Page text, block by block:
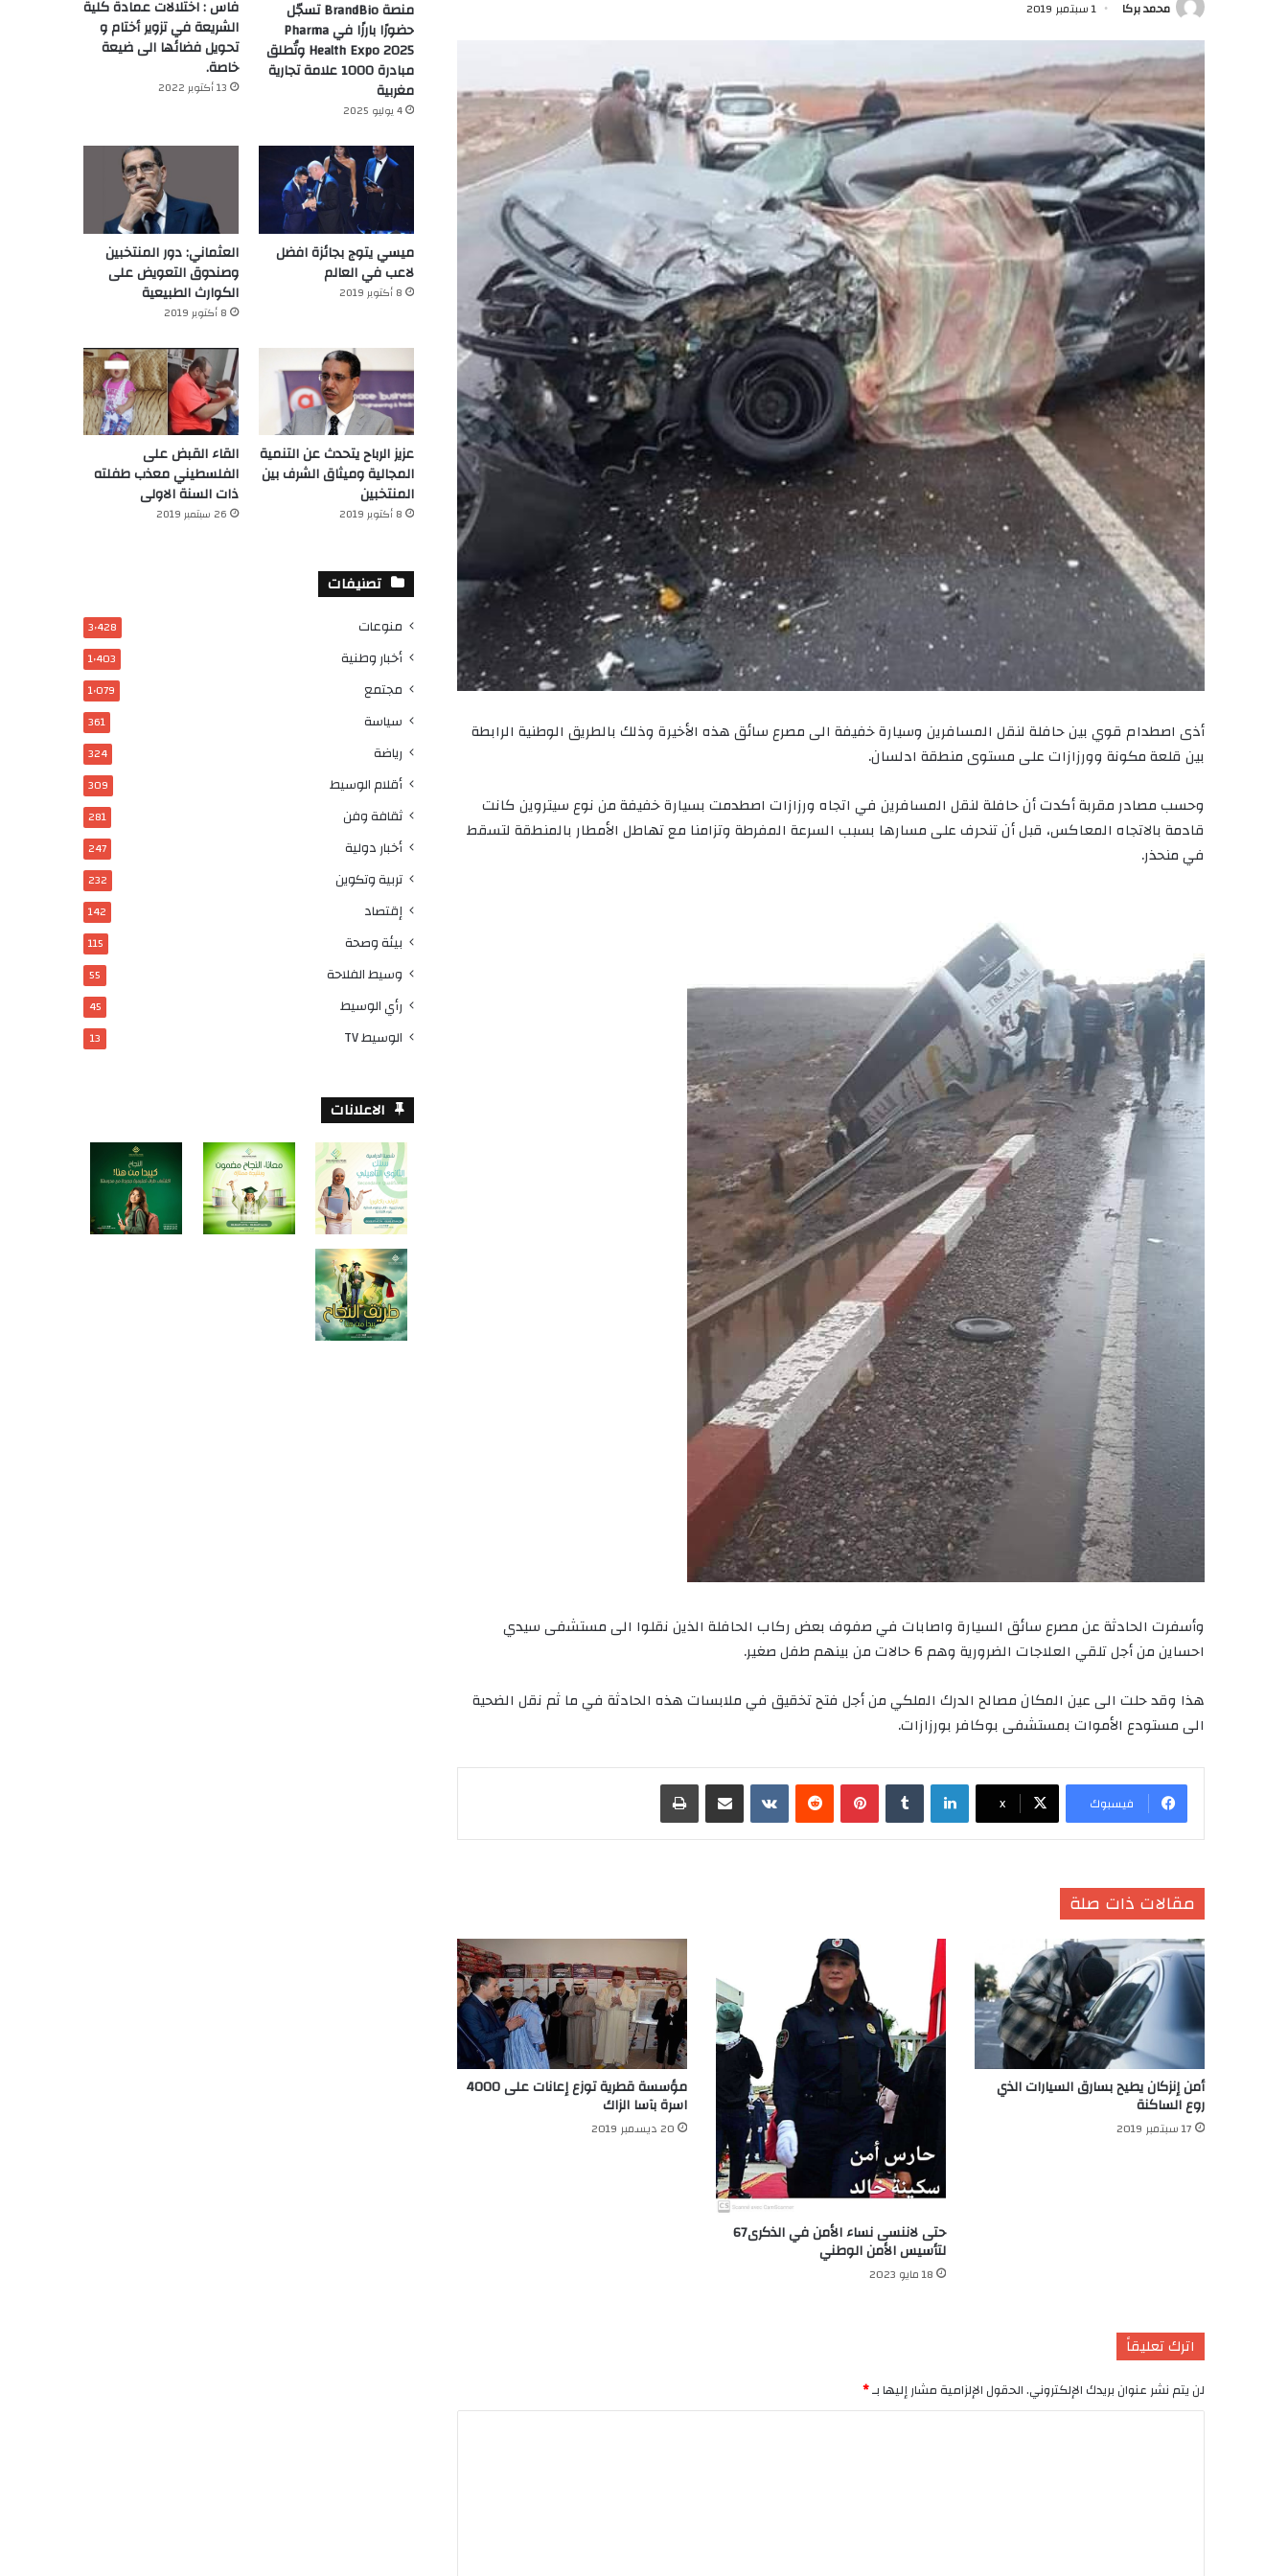
محمد بركا 1 سبتمبر 2019
أذى اصطدام قوي بين حافلة لنقل المسافرين وسيارة خفيفة الى مصرع سائق هذه الأخيرة وذلك بالطريق الوطنية الرابطة
بين قلعة مكونة وورزازات على مستوى منطقة ادلسان.
وحسب مصادر مقربة أكدت أن حافلة لنقل المسافرين في اتجاه ورزازات اصطدمت بسيارة خفيفة من نوع سيتروين كانت
قادمة بالاتجاه المعاكس، قبل أن تنحرف على مسارها بسبب السرعة المفرطة وتزامنا مع تهاطل الأمطار بالمنطقة لتسقط
في منحذر.
وأسفرت الحادثة عن مصرع سائق السيارة واصابات في صفوف بعض ركاب الحافلة الذين نقلوا الى مستشفى سيدي
احساين من أجل تلقي العلاجات الضرورية وهم 6 حالات من بينهم طفل صغير.
هذا وقد حلت الى عين المكان مصالح الدرك الملكي من أجل فتح تخقيق في ملابسات هذه الحادثة في ما ثم نقل الضحية
الى مستودع الأموات بمستشفى بوكافر بورزازات.
فيسبوك X
لينكدإن بينتيريست
مقالات ذات صلة
أمن إنزكان يطيح بسارق السيارات الذي
روع الساكنة
17 سبتمبر 2019
حتى لاننسى نساء الأمن في الذكرى67
لتأسيس الأمن الوطني
18 مايو 2023
مؤسسة قطرية توزع إعانات على 4000
اسرة بآسا الزاك
20 ديسمبر 2019
اترك تعليقاً
لن يتم نشر عنوان بريدك الإلكتروني.الحقول الإلزامية مشار إليها بـ*
منصة BrandBio تسجّل
حضورًا بارزًا في Pharma
Health Expo 2025 وتُطلق
مبادرة 1000 علامة تجارية
مغربية
4 يوليو 2025
فاس : اختلالات عمادة كلية
الشريعة في تزوير أختام و
تحويل فضائها الى ضيعة
خاصة.
13 أكتوبر 2022
ميسي يتوج بجائزة افضل
لاعب في العالم‎
8 أكتوبر 2019
العثماني: دور المنتخبين
وصندوق التعويض على
الكوارث الطبيعية
8 أكتوبر 2019
عزيز الرباح يتحدث عن التنمية
المجالية وميثاق الشرف بين
المنتخبين
8 أكتوبر 2019
القاء القبض على
الفلسطيني معذب طفلته
ذات السنة الاولى
26 سبتمبر 2019
تصنيفات
منوعات 3٬428
أخبار وطنية 1٬403
مجتمع 1٬079
سياسة 361
رياضة 324
أقلام الوسيط 309
ثقافة وفن 281
أخبار دولية 247
تربية وتكوين 232
إقتصاد 142
بيئة وصحة 115
وسيط الفلاحة 55
رأي الوسيط 45
الوسيط TV 13
الاعلانات